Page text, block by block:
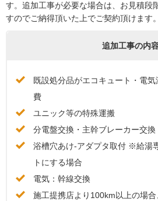
す。追加工事が必要な場合は、お見積段
すのでご納得頂いた上でご契約頂けます。
追加工事の内
既設処分品がエコキュート・電
費
ユニック等の特殊運搬
分電盤交換・主幹ブレーカー交換
浴槽穴あけ-アダプタ取付 ※給湯
トにする場合
電気：幹線交換
施工提携店より100km以上の場